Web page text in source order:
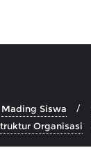
Mading Siswa
Organisasi